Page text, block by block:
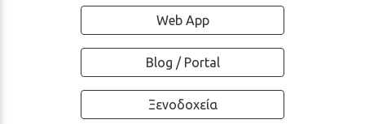
Web App
Blog / Portal
Ξενοδοχεία